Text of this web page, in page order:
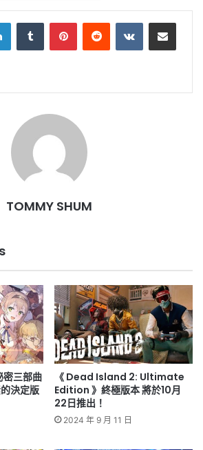
LinkedInTumblr PinterestReddit VKontakteShare via Email
TOMMY SHUM
密三部曲
決定版
《 Dead Island 2: Ultimate
Edition 》終極版本 將於10月
22日推出！
2024 年 9 月 11 日